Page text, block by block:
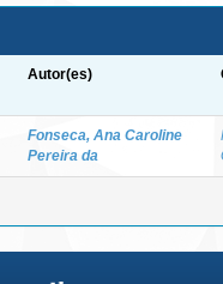
Autor(es)
Fonseca, Ana Caroline
Pereira da